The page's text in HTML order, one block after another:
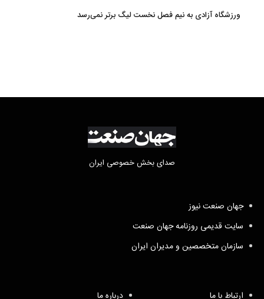
ورزشگاه آزادی به نیم فصل نخست لیگ برتر نمی‌رسد
صدای بخش خصوصی ایران
جهان صنعت نیوز
سایت قدیمی روزنامه جهان صنعت
سازمان متخصصین و مدیران ایران